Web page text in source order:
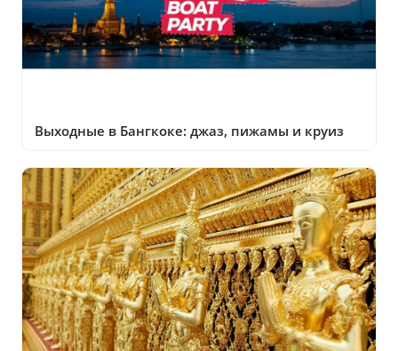
Выходные в Бангкоке: джаз, пижамы и круиз